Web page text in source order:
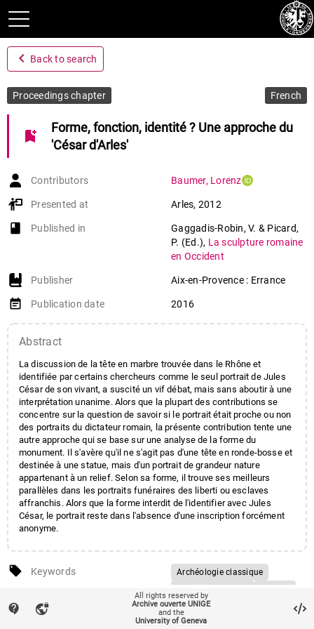
navigate_before Back to search
Proceedings chapter French
bookmark_add
Forme, fonction, identité ? Une approche du
'César d'Arles'
Contributors Baumer, Lorenz
Presented at Arles, 2012
book-open
Published in
Gaggadis-Robin, V. & Picard,
P. (Ed.), La sculpture romaine
en Occident
Publisher Aix-en-Provence : Errance
event_note Publication date 2016
Abstract
La discussion de la tête en marbre trouvée dans le Rhône et
identifiée par certains chercheurs comme le seul portrait de Jules
César de son vivant, a suscité un vif débat, mais sans aboutir à une
interprétation unanime. Alors que la plupart des contributions se
concentre sur la question de savoir si le portrait était proche ou non
des portraits du dictateur romain, la présente contribution tente une
autre approche qui se base sur une analyse de la forme du
monument. Il s'avère qu'il ne s'agit pas d'une tête en ronde-bosse et
destinée à une statue, mais d'un portrait de grandeur nature
appartenant à un relief. Selon sa forme, il trouve ses meilleurs
parallèles dans les portraits funéraires des liberti ou esclaves
affranchis. Alors que la forme interdit de l'identifier avec Jules
César, le portrait reste dans l'absence d'une inscription forcément
anonyme.
local_offer Keywords
Archéologie classique
Jules César
César d'Arles
Actes des Rencontres autour
de la sculpture romaine,
Bibliothèque d'Archéologie
contact_support vpn_lock
All rights reserved by
Archive ouverte UNIGE
and the
University of Geneva